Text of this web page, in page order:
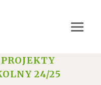
PROJEKTY
24/25